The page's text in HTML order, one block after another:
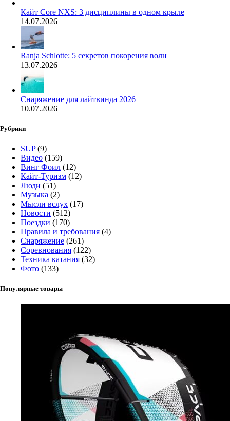
Кайт Core NXS: 3 дисциплины в одном крыле
14.07.2026
Ranja Schlotte: 5 секретов покорения волн
13.07.2026
Снаряжение для лайтвинда 2026
10.07.2026
Рубрики
SUP(9)
Видео (159)
Винг Фоил (12)
Кайт-Туризм (12)
Люди (51)
Музыка (2)
Мысли вслух (17)
Новости (512)
Поездки (170)
Правила и требования (4)
Снаряжение (261)
Соревнования (122)
Техника катания (32)
Фото (133)
Популярные товары